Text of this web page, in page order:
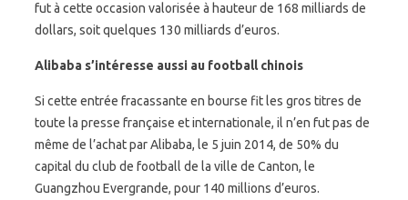
fut à cette occasion valorisée à hauteur de 168 milliards de
dollars, soit quelques 130 milliards d’euros.
Alibaba s’intéresse aussi au football chinois
Si cette entrée fracassante en bourse fit les gros titres de
toute la presse française et internationale, il n’en fut pas de
même de l’achat par Alibaba, le 5 juin 2014, de 50% du
capital du club de football de la ville de Canton, le
Guangzhou Evergrande, pour 140 millions d’euros.